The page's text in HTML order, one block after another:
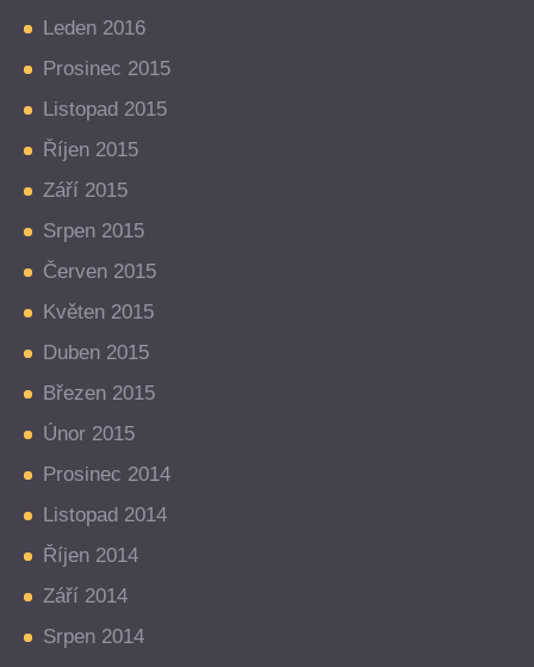
Leden 2016
Prosinec 2015
Listopad 2015
Říjen 2015
Září 2015
Srpen 2015
Červen 2015
Květen 2015
Duben 2015
Březen 2015
Únor 2015
Prosinec 2014
Listopad 2014
Říjen 2014
Září 2014
Srpen 2014